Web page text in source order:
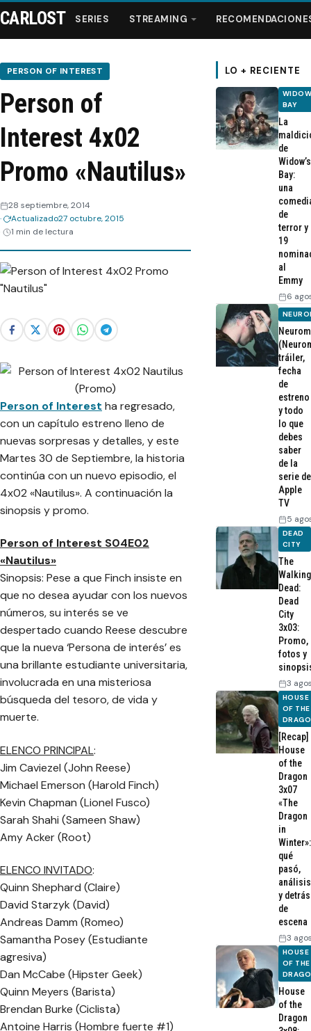
Series
Streaming
Recomendaciones
Videos
CARLOST SERIES STREAMING
PERSON OF INTEREST
Person of
Interest 4x02
Promo «Nautilus»
28 septiembre, 2014
Actualizado27 octubre, 2015
1 min de lectura
Person of Interest ha regresado,
con un capítulo estreno lleno de
nuevas sorpresas y detalles, y este
Martes 30 de Septiembre, la historia
continúa con un nuevo episodio, el
4x02 «Nautilus». A continuación la
sinopsis y promo.
Person of Interest S04E02
«Nautilus»
Sinopsis: Pese a que Finch insiste en
que no desea ayudar con los nuevos
números, su interés se ve
despertado cuando Reese descubre
que la nueva ‘Persona de interés’ es
una brillante estudiante universitaria,
involucrada en una misteriosa
búsqueda del tesoro, de vida y
muerte.
ELENCO PRINCIPAL:
Jim Caviezel (John Reese)
Michael Emerson (Harold Finch)
Kevin Chapman (Lionel Fusco)
Sarah Shahi (Sameen Shaw)
Amy Acker (Root)
ELENCO INVITADO:
Quinn Shephard (Claire)
David Starzyk (David)
Andreas Damm (Romeo)
Samantha Posey (Estudiante
agresiva)
Dan McCabe (Hipster Geek)
Quinn Meyers (Barista)
Brendan Burke (Ciclista)
Antoine Harris (Hombre fuerte #1)
LO + RECIENTE
BAY
La
de
Widow’s
Bay:
una
de
terror y
19
al
Emmy
6
tráiler,
fecha
de
estreno
y todo
lo que
debes
saber
de la
serie de
Apple
TV
5
DEAD
CITY
The
Walking
Dead:
Dead
City
3x03:
Promo,
fotos y
3
HOUSE
OF THE
[Recap]
House
of the
Dragon
3x07
«The
Dragon
in
Winter»:
qué
pasó,
análisis
y detrás
de
escena
3
HOUSE
OF THE
House
of the
Dragon